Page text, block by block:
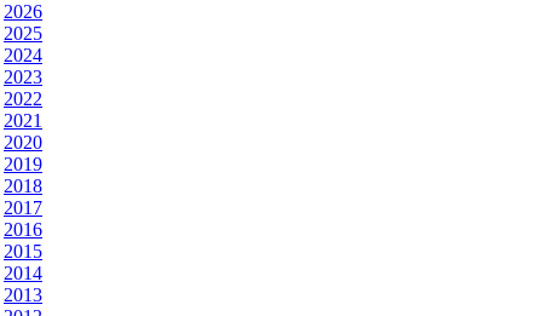
2026
2025
2024
2023
2022
2021
2020
2019
2018
2017
2016
2015
2014
2013